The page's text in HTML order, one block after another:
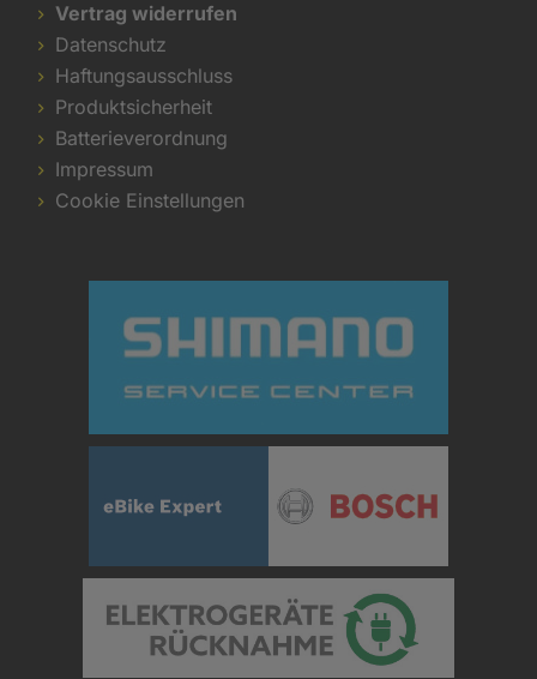
Vertrag widerrufen
Datenschutz
Haftungsausschluss
Produktsicherheit
Batterieverordnung
Impressum
Cookie Einstellungen